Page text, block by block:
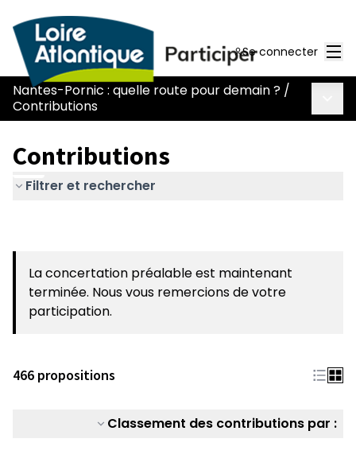
Se connecter
Nantes-Pornic : quelle route pour demain ? /
Contributions
Contributions
Filtrer et rechercher
La concertation préalable est maintenant
terminée. Nous vous remercions de votre
participation.
466 propositions
Classement des contributions par :